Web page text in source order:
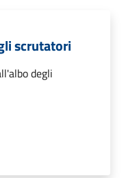
scrutatori
degli